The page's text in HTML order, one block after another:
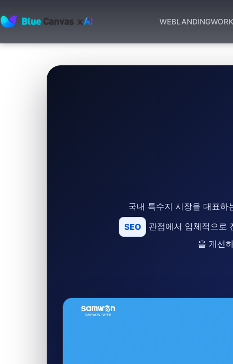
BLUECANVAS
WEBLANDING
국내 특수지 시장을 대표하
SEO
관점에서 입체적으로
을 개선